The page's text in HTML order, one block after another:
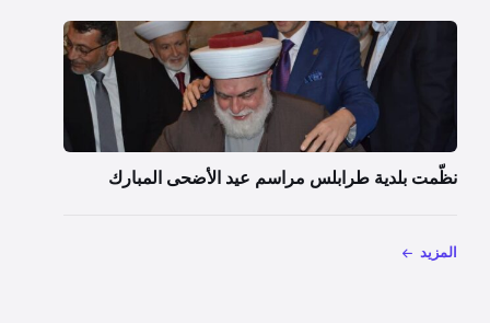
نظّمت بلدية طرابلس مراسم عيد الأضحى المبارك
المزيد